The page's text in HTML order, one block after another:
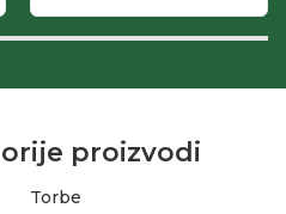
proizvodi
Torbe